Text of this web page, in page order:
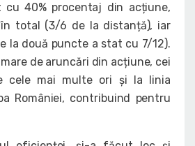
cu 40% procentaj din acțiune,
total (3/6 de la distanță), iar
la două puncte a stat cu 7/12).
de aruncări din acțiune, cei
cele mai multe ori și la linia
României, contribuind pentru